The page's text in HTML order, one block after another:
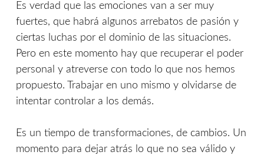
Es verdad que las emociones van a ser muy
fuertes, que habrá algunos arrebatos de pasión y
ciertas luchas por el dominio de las situaciones.
Pero en este momento hay que recuperar el poder
personal y atreverse con todo lo que nos hemos
propuesto. Trabajar en uno mismo y olvidarse de
intentar controlar a los demás.
Es un tiempo de transformaciones, de cambios. Un
momento para dejar atrás lo que no sea válido y